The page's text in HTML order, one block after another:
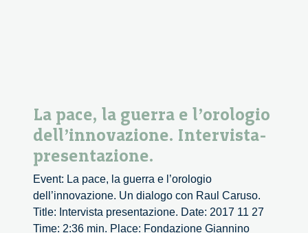
La pace, la guerra e l’orologio
dell’innovazione. Intervista-
presentazione.
Event: La pace, la guerra e l’orologio
dell’innovazione. Un dialogo con Raul Caruso.
Title: Intervista presentazione. Date: 2017 11 27
Time: 2:36 min. Place: Fondazione Giannino